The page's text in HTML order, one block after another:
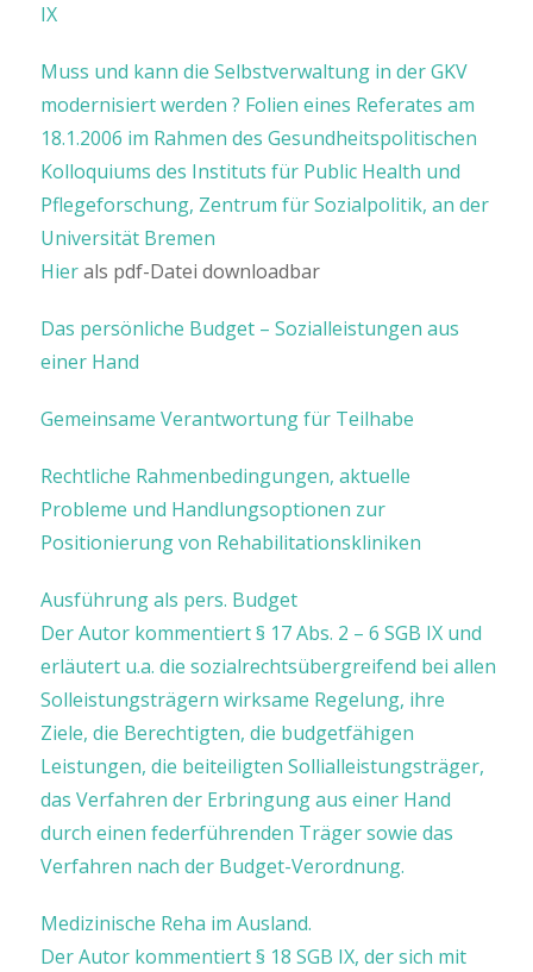
IX
Muss und kann die Selbstverwaltung in der GKV
modernisiert werden ? Folien eines Referates am
18.1.2006 im Rahmen des Gesundheitspolitischen
Kolloquiums des Instituts für Public Health und
Pflegeforschung, Zentrum für Sozialpolitik, an der
Universität Bremen
Hierals pdf-Datei downloadbar
Das persönliche Budget – Sozialleistungen aus
einer Hand
Gemeinsame Verantwortung für Teilhabe
Rechtliche Rahmenbedingungen, aktuelle
Probleme und Handlungsoptionen zur
Positionierung von Rehabilitationskliniken
Ausführung als pers. Budget
Der Autor kommentiert § 17 Abs. 2 – 6 SGB IX und
erläutert u.a. die sozialrechtsübergreifend bei allen
Solleistungsträgern wirksame Regelung, ihre
Ziele, die Berechtigten, die budgetfähigen
Leistungen, die beiteiligten Sollialleistungsträger,
das Verfahren der Erbringung aus einer Hand
durch einen federführenden Träger sowie das
Verfahren nach der Budget-Verordnung.
Medizinische Reha im Ausland.
Der Autor kommentiert § 18 SGB IX, der sich mit